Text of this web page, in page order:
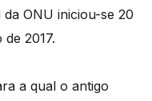
ONU iniciou-se 20
2017.
a qual o antigo